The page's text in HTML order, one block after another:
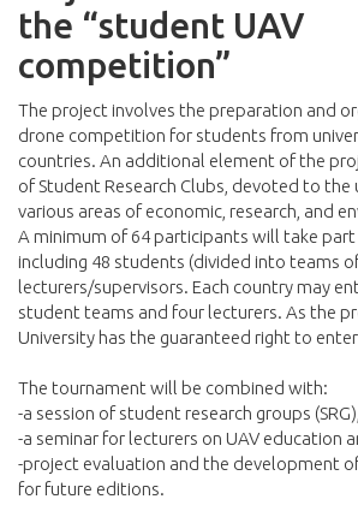
the “student UAV
competition”
The project involves the preparation and
drone competition for students from
countries. An additional element of the
of Student Research Clubs, devoted to the
various areas of economic, research, and
A minimum of 64 participants will take part
including 48 students (divided into teams
lecturers/supervisors. Each country may
student teams and four lecturers. As the
University has the guaranteed right to
The tournament will be combined with:
-a session of student research groups (SRG),
-a seminar for lecturers on UAV education
-project evaluation and the development
for future editions.